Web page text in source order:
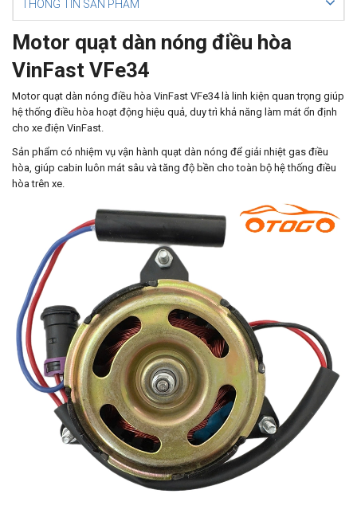
THÔNG TIN SẢN PHẨM
Motor quạt dàn nóng điều hòa
VinFast VFe34
Motor quạt dàn nóng điều hòa VinFast VFe34 là linh kiện quan trọng giúp
hệ thống điều hòa hoạt động hiệu quả, duy trì khả năng làm mát ổn định
cho xe điện VinFast.
Sản phẩm có nhiệm vụ vận hành quạt dàn nóng để giải nhiệt gas điều
hòa, giúp cabin luôn mát sâu và tăng độ bền cho toàn bộ hệ thống điều
hòa trên xe.